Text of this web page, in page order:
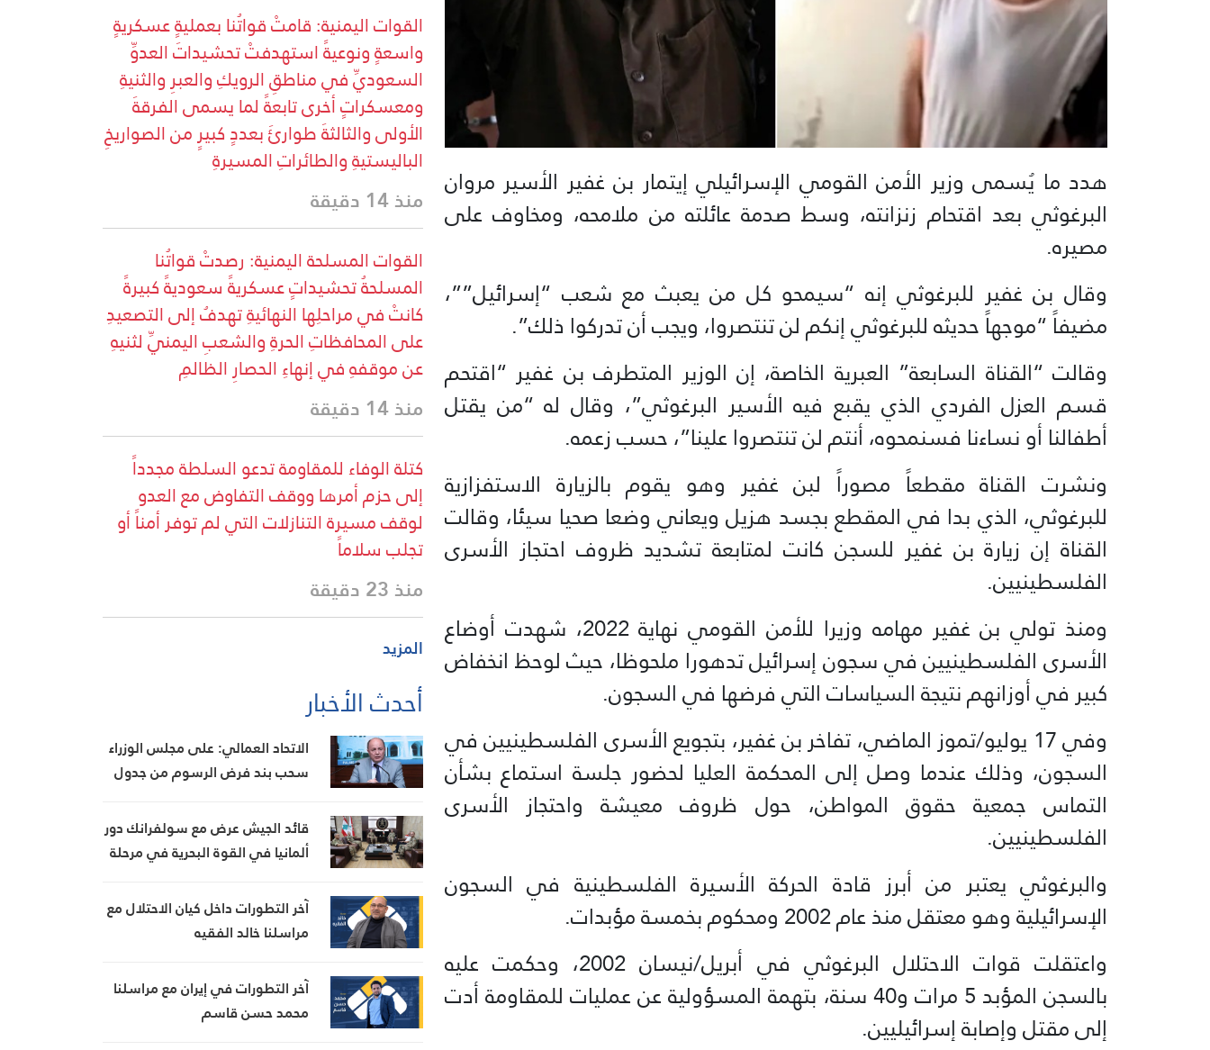
هدد ما يُسمى وزير الأمن القومي الإسرائيلي إيتمار بن غفير الأسير مروان
البرغوثي بعد اقتحام زنزانته، وسط صدمة عائلته من ملامحه، ومخاوف على
مصيره.
وقال بن غفير للبرغوثي إنه “سيمحو كل من يعبث مع شعب “إسرائيل””،
مضيفاً “موجهاً حديثه للبرغوثي إنكم لن تنتصروا، ويجب أن تدركوا ذلك”.
وقالت “القناة السابعة” العبرية الخاصة، إن الوزير المتطرف بن غفير “اقتحم
قسم العزل الفردي الذي يقبع فيه الأسير البرغوثي”، وقال له “من يقتل
أطفالنا أو نساءنا فسنمحوه، أنتم لن تنتصروا علينا”، حسب زعمه.
ونشرت القناة مقطعاً مصوراً لبن غفير وهو يقوم بالزيارة الاستفزازية
للبرغوثي، الذي بدا في المقطع بجسد هزيل ويعاني وضعا صحيا سيئا، وقالت
القناة إن زيارة بن غفير للسجن كانت لمتابعة تشديد ظروف احتجاز الأسرى
الفلسطينيين.
ومنذ تولي بن غفير مهامه وزيرا للأمن القومي نهاية 2022، شهدت أوضاع
الأسرى الفلسطينيين في سجون إسرائيل تدهورا ملحوظا، حيث لوحظ انخفاض
كبير في أوزانهم نتيجة السياسات التي فرضها في السجون.
وفي 17 يوليو/تموز الماضي، تفاخر بن غفير، بتجويع الأسرى الفلسطينيين في
السجون، وذلك عندما وصل إلى المحكمة العليا لحضور جلسة استماع بشأن
التماس جمعية حقوق المواطن، حول ظروف معيشة واحتجاز الأسرى
الفلسطينيين.
والبرغوثي يعتبر من أبرز قادة الحركة الأسيرة الفلسطينية في السجون
الإسرائيلية وهو معتقل منذ عام 2002 ومحكوم بخمسة مؤبدات.
واعتقلت قوات الاحتلال البرغوثي في أبريل/نيسان 2002، وحكمت عليه
بالسجن المؤبد 5 مرات و40 سنة، بتهمة المسؤولية عن عمليات للمقاومة أدت
إلى مقتل وإصابة إسرائيليين.
القوات اليمنية: قامتْ قواتُنا بعمليةٍ عسكريةٍ
واسعةٍ ونوعيةً استهدفتْ تحشيداتَ العدوِّ
السعوديِّ في مناطقِ الرويكِ والعبرِ والثنيةِ
ومعسكراتٍ أخرى تابعةً لما يسمى الفرقةَ
الأولى والثالثةَ طوارئَ بعددٍ كبيرٍ من الصواريخِ
الباليستيةِ والطائراتِ المسيرةِ
منذ 14 دقيقة
القوات المسلحة اليمنية: رصدتْ قواتُنا
المسلحةُ تحشيداتٍ عسكريةً سعوديةً كبيرةً
كانتْ في مراحلِها النهائيةِ تهدفُ إلى التصعيدِ
على المحافظاتِ الحرةِ والشعبِ اليمنيِّ لثنيهِ
عن موقفهِ في إنهاءِ الحصارِ الظالمِ
منذ 14 دقيقة
كتلة الوفاء للمقاومة تدعو السلطة مجدداً
إلى حزم أمرها ووقف التفاوض مع العدو
لوقف مسيرة التنازلات التي لم توفر أمناً أو
تجلب سلاماً
منذ 23 دقيقة
المزيد
أحدث الأخبار
الاتحاد العمالي: على مجلس الوزراء
سحب بند فرض الرسوم من جدول
قائد الجيش عرض مع سولفرانك دور
ألمانيا في القوة البحرية في مرحلة
آخر التطورات داخل كيان الاحتلال مع
مراسلنا خالد الفقيه
آخر التطورات في إيران مع مراسلنا
محمد حسن قاسم